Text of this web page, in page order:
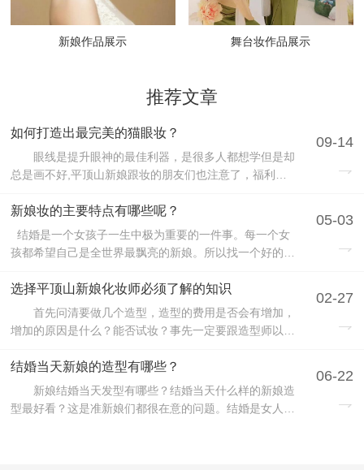
新娘作品展示 舞台妆作品展示
推荐文章
如何打造出最完美的猫眼妆？
眼线是提升眼神的最佳利器，是很多人都想学但是却
总是画不好,平顶山新娘跟妆的朋友们也注意了，福利来
结合眼线笔和眼线液来打造出的漂亮眼妆。 1.眼影的
底色选用近肤色 用肤色、米色等这些近似肤色的浅
色、光泽不明显的眼影，来用在眼皮处打底，修饰...
09-14
新娘妆的主要特点有哪些呢？
结婚是一个女孩子一生中极为重要的一件事。每一个女
孩都希望自己是全世界最飘亮的新娘。所以找一个好的化
点有哪些呢？平顶山新娘跟妆的老师下面为大家简单的介
绍下吧！ 1.喜庆、妆型圆润柔和，艳而不媚，充分展示
女性婀娜的阴柔美。 2.妆面要明快妩...
05-03
选择平顶山新娘化妆师必须了解的知识
首先问清要做几个造型，造型的费用是否会有增加，
增加的原因是什么？能否试妆？事先一定要跟造型师以及
种化妆品，如安瓶、指甲油、假发、假睫毛、发饰、鲜花
等一定要咨询问清，是否需要加钱？ 指定造型师要不
要收费，婚纱摄影外景拍摄当天，造型师是否也同...
02-27
结婚当天新娘的造型有哪些？
新娘结婚当天发型有哪些？结婚当天什么样的新娘造
型最好看？这是准新娘们都很在意的问题。结婚是女人一
06-22